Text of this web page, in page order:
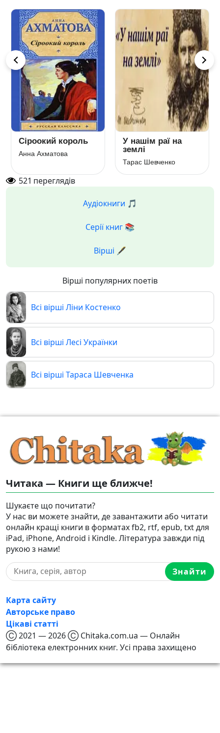
19 жовтня 1825
року
Пророк
Олександр Пушкін
521 переглядів
Аудіокниги 🎵
Серії книг 📚
Вірші 🖋️
Вірші популярних поетів
Всі вірші Ліни Костенко
Всі вірші Лесі Українки
Всі вірші Тараса Шевченка
Читака — Книги ще ближче!
Шукаєте що почитати?
У нас ви можете знайти, де завантажити або читати
онлайн кращі книги в форматах fb2, rtf, epub, txt для
iPad, iPhone, Android і Kindle. Література завжди під
рукою з нами!
Знайти
Карта сайту
Авторське право
Цікаві статті
Ⓒ 2021 — 2026 Ⓒ Chitaka.com.ua — Онлайн
бібліотека електронних книг. Усі права захищено